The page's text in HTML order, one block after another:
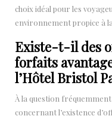
choix idéal pour les
environnement propice à
Existe-t-il des
forfaits
l’Hôtel Bristol
À la question
concernant l’existence